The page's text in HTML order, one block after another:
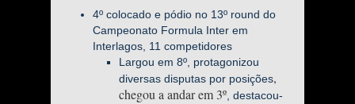
4º colocado e pódio no 13º round do
Campeonato Formula Inter em
Interlagos, 11 competidores
Largou em 8º, protagonizou
diversas disputas por posições,
chegou a andar em 3º, destacou-